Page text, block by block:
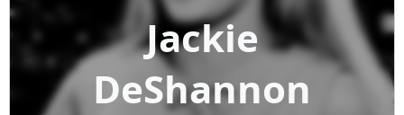
Jackie
DeShannon